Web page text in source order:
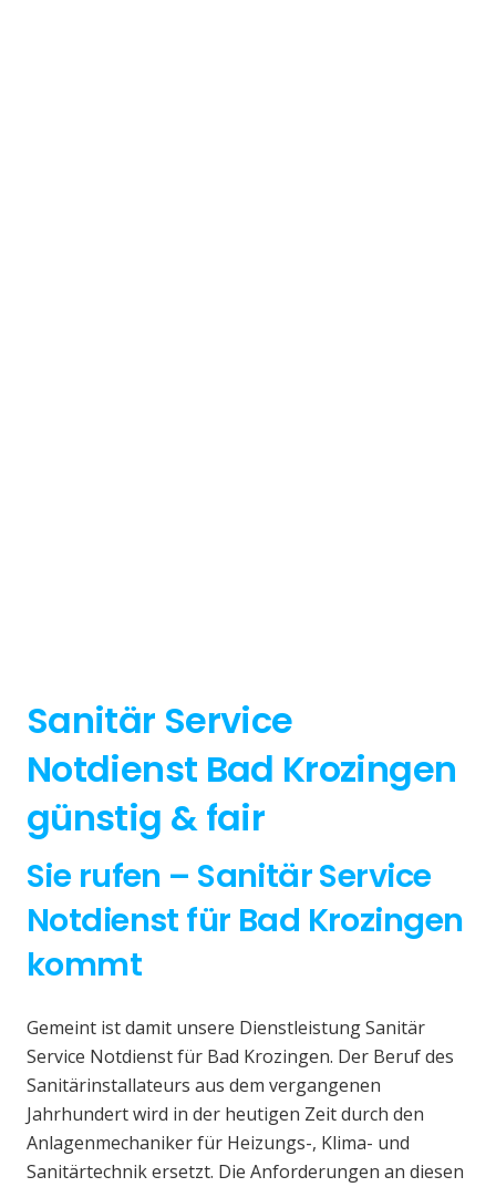
Sanitär Service
Notdienst Bad Krozingen
günstig & fair
Sie rufen – Sanitär Service
Notdienst für Bad Krozingen
kommt
Gemeint ist damit unsere Dienstleistung Sanitär
Service Notdienst für Bad Krozingen. Der Beruf des
Sanitärinstallateurs aus dem vergangenen
Jahrhundert wird in der heutigen Zeit durch den
Anlagenmechaniker für Heizungs-, Klima- und
Sanitärtechnik ersetzt. Die Anforderungen an diesen